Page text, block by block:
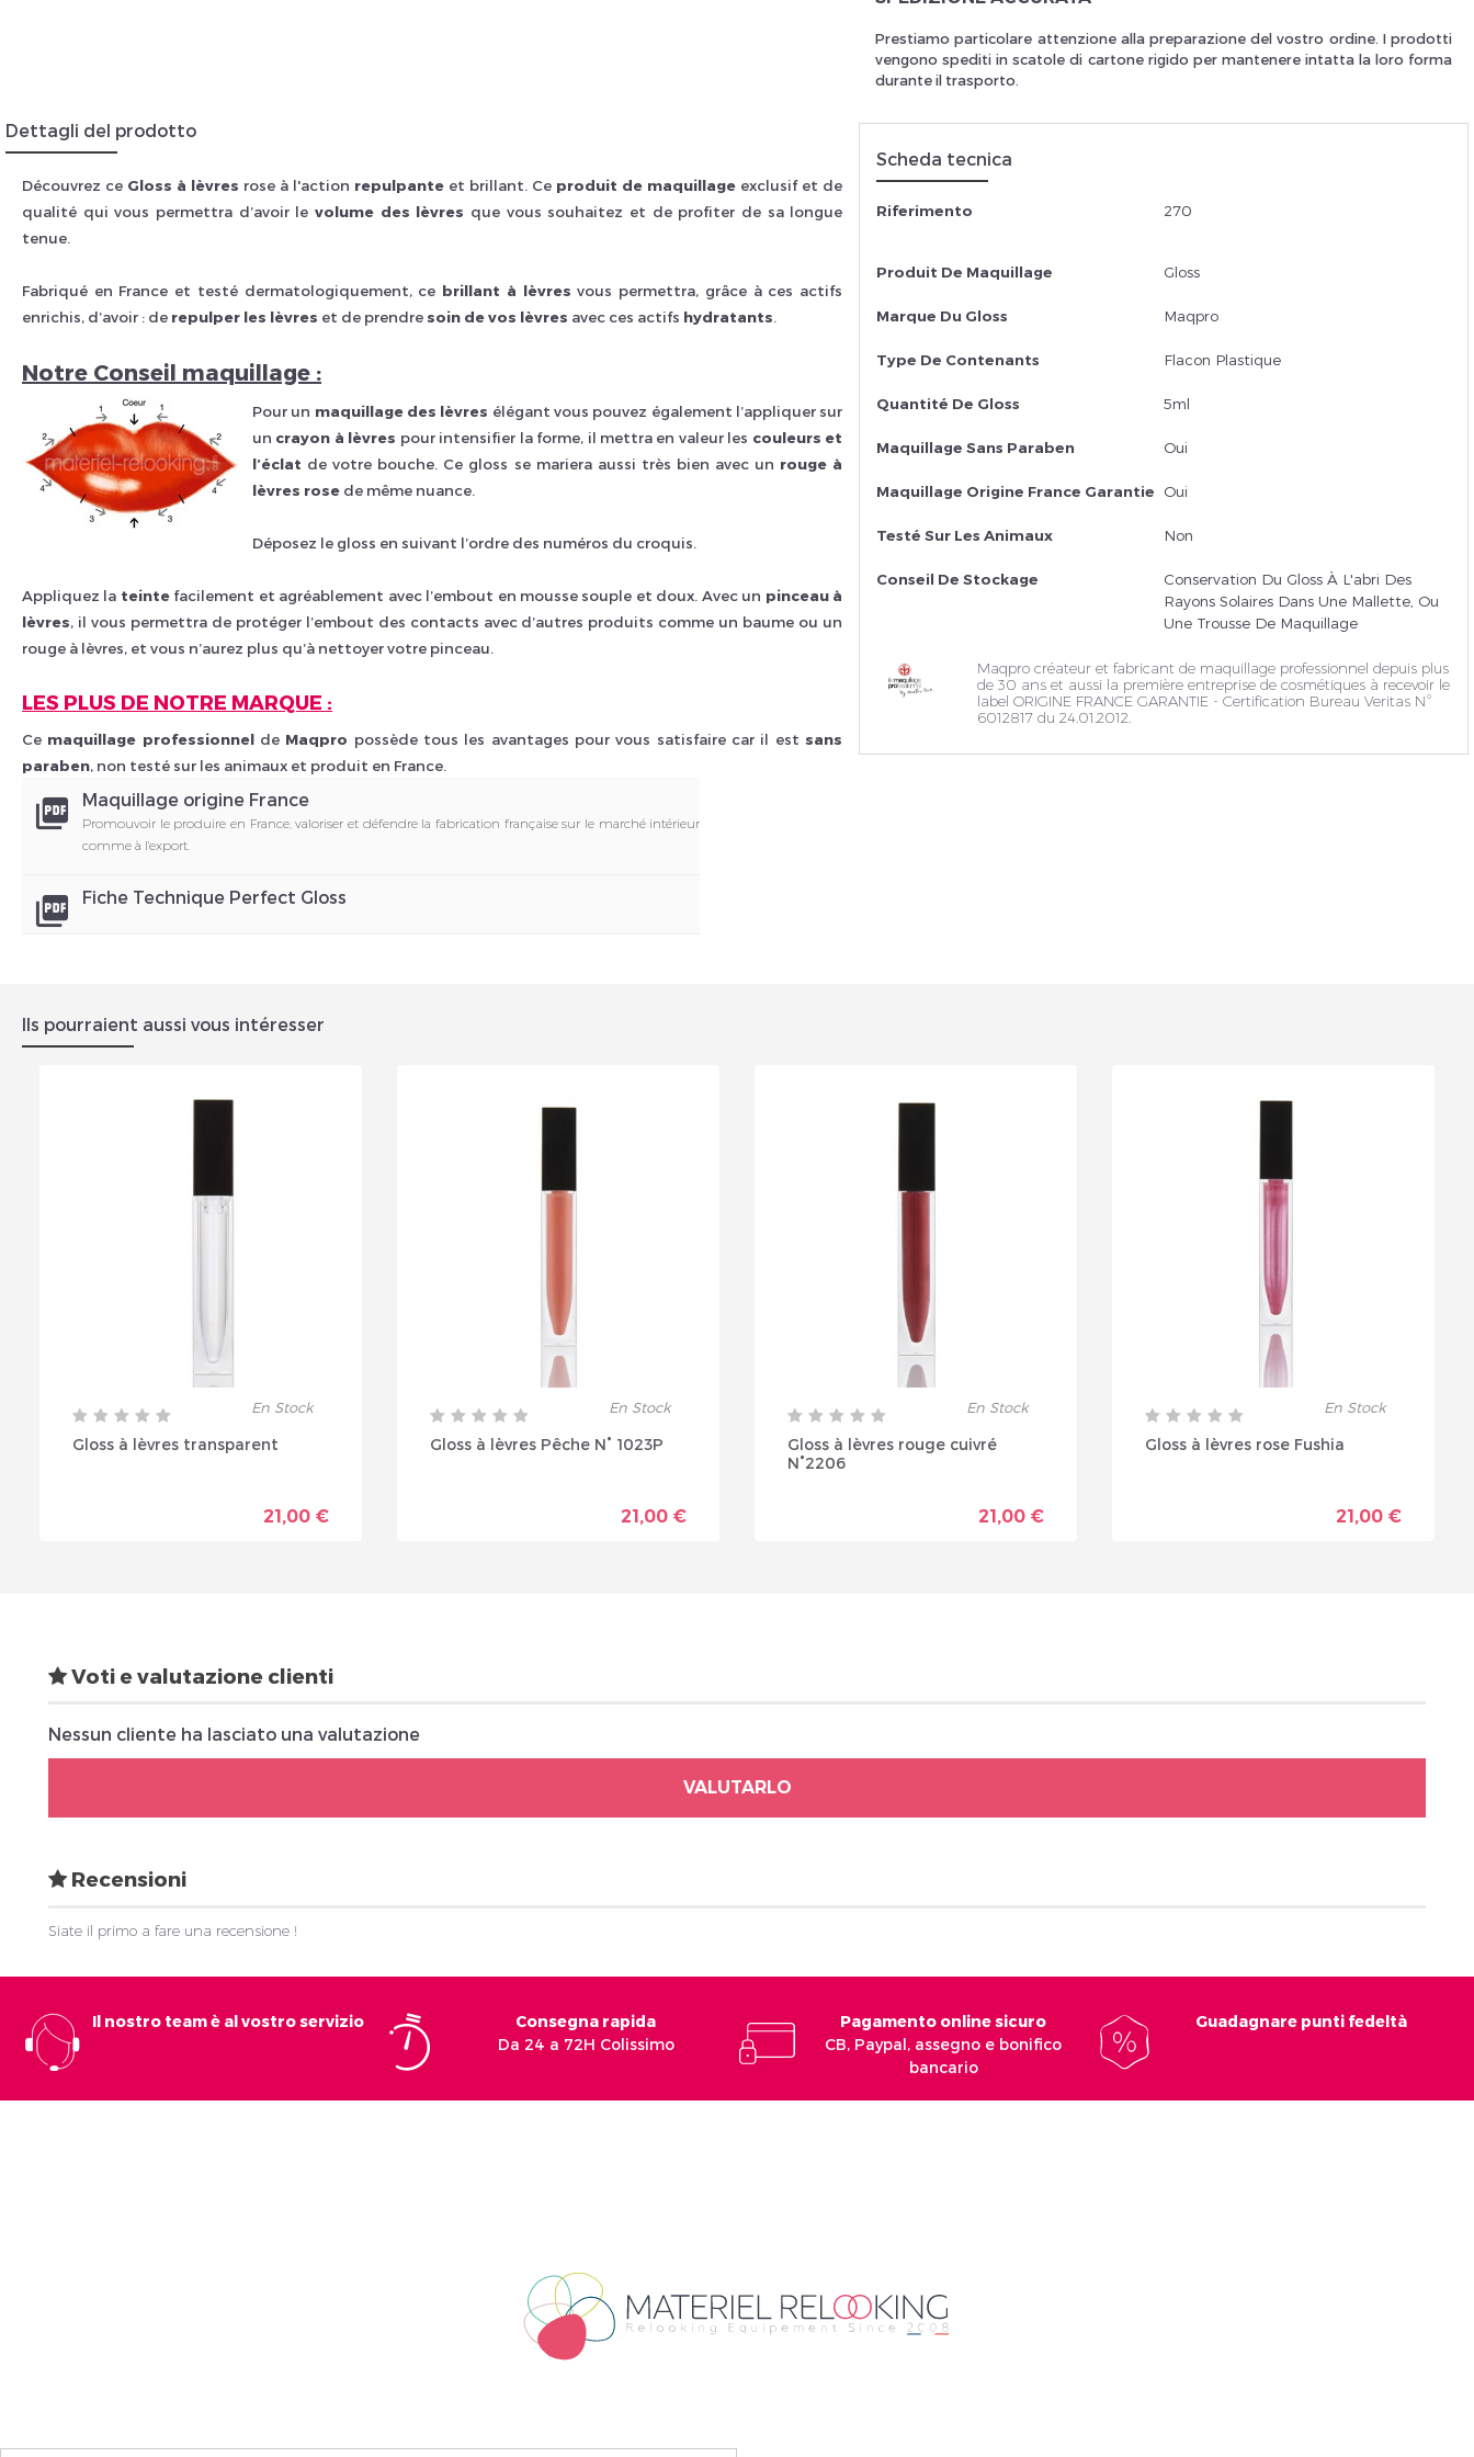
Je suis un
Prestiamo particolare attenzione alla preparazione del vostro ordine. I prodotti
vengono spediti in scatole di cartone rigido per mantenere intatta la loro forma
durante il trasporto.
Dettagli del prodotto
Découvrez ce Gloss à lèvres rose à l'action repulpante et brillant. Ce produit de maquillage exclusif et de
qualité qui vous permettra d’avoir le volume des lèvres que vous souhaitez et de profiter de sa longue
tenue.
Fabriqué en France et testé dermatologiquement, ce brillant à lèvres vous permettra, grâce à ces actifs
enrichis, d’avoir : de repulper les lèvres et de prendresoin de vos lèvres avec ces actifs hydratants.
Notre Conseil maquillage :
Pour un maquillage des lèvres élégant vous pouvez également l’appliquer sur
un crayon à lèvres pour intensifier la forme, il mettra en valeur les couleurs et
l’éclat de votre bouche. Ce gloss se mariera aussi très bien avec un rouge à
lèvres rose de même nuance.
Déposez le gloss en suivant l’ordre des numéros du croquis.
Appliquez la teinte facilement et agréablement avec l’embout en mousse souple et doux. Avec un pinceau à
lèvres, il vous permettra de protéger l’embout des contacts avec d’autres produits comme un baume ou un
rouge à lèvres, et vous n’aurez plus qu’à nettoyer votre pinceau.
LES PLUS DE NOTRE MARQUE :
Ce maquillage professionnelde Maqpro possède tous les avantages pour vous satisfaire car il estsans
paraben, non testé sur les animaux et produit en France.
picture_as_pdf Maquillage origine France
Promouvoir le produire en France, valoriser et défendre la fabrication française sur le marché intérieur
comme à l'export.
picture_as_pdf Fiche Technique Perfect Gloss
Scheda tecnica
Riferimento 270
Produit De Maquillage Gloss
Marque Du Gloss Maqpro
Type De Contenants Flacon Plastique
Quantité De Gloss 5ml
Maquillage Sans Paraben Oui
Maquillage Origine France Garantie Oui
Testé Sur Les Animaux Non
Conseil De Stockage
Conservation Du Gloss À L'abri Des
Rayons Solaires Dans Une Mallette, Ou
Une Trousse De Maquillage
Maqpro créateur et fabricant de maquillage professionnel depuis plus
de 30 ans et aussi la première entreprise de cosmétiques à recevoir le
label ORIGINE FRANCE GARANTIE - Certification Bureau Veritas N°
6012817 du 24.01.2012.
Ils pourraient aussi vous intéresser
En Stock
Gloss à lèvres transparent
21,00 €
En Stock
Gloss à lèvres Pêche N° 1023P
21,00 €
En Stock
Gloss à lèvres rouge cuivré
N°2206
21,00 €
En Stock
Gloss à lèvres rose Fushia
21,00 €
Voti e valutazione clienti
Nessun cliente ha lasciato una valutazione
VALUTARLO
Recensioni
Siate il primo a fare una recensione !
Il nostro team è al vostro servizio
Consegna rapida
Da 24 a 72H Colissimo
Pagamento online sicuro
CB, Paypal, assegno e bonifico
bancario
Guadagnare punti fedeltà